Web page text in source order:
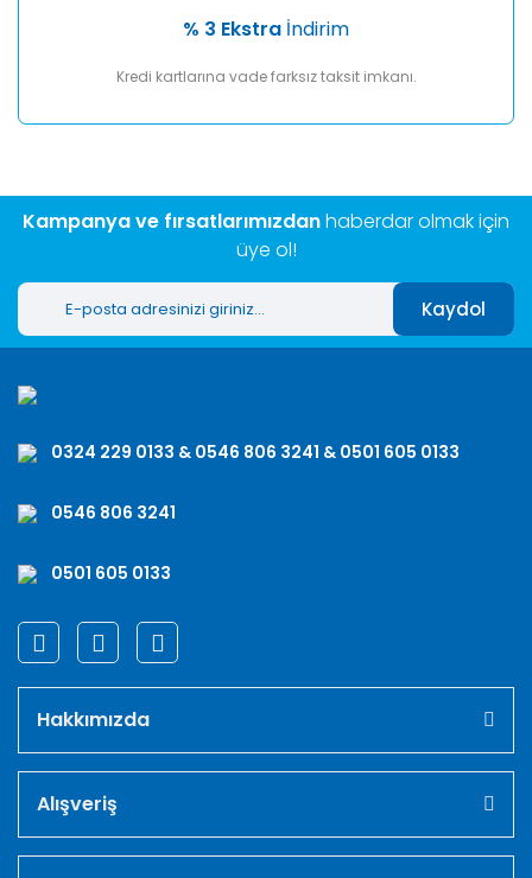
% 3 Ekstra İndirim
Kredi kartlarına vade farksız taksit imkanı.
Kampanya ve fırsatlarımızdanhaberdar olmak için
üye ol!
Kaydol
0324 229 0133 & 0546 806 3241 & 0501 605 0133
0546 806 3241
0501 605 0133
Hakkımızda
Alışveriş